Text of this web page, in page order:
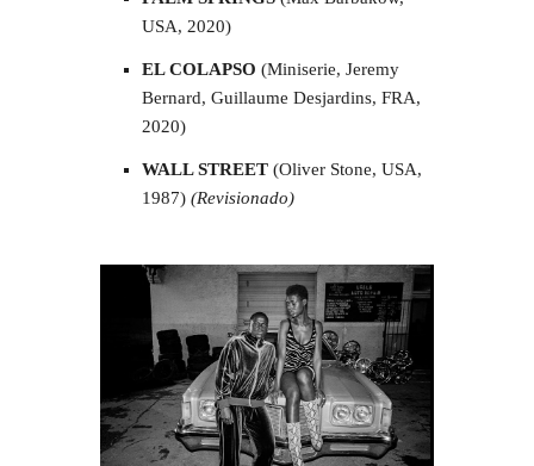
USA, 2020)
EL COLAPSO (Miniserie, Jeremy
Bernard, Guillaume Desjardins, FRA,
2020)
WALL STREET (Oliver Stone, USA,
1987) (Revisionado)